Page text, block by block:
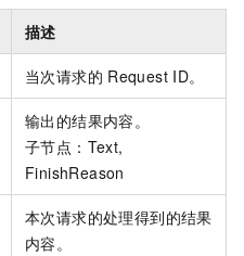
描述
当次请求的 Request ID。
输出的结果内容。
子节点：Text,
FinishReason
本次请求的处理得到的结果
内容。